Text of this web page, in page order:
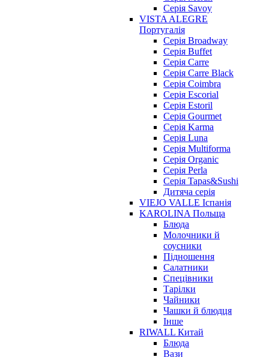
Серія Savoy
VISTA ALEGRE
Португалія
Серія Broadway
Серія Buffet
Серія Carre
Серія Carre Black
Серія Coimbra
Серія Escorial
Серія Estoril
Серія Gourmet
Серія Karma
Серія Luna
Серія Multiforma
Серія Organic
Серія Perla
Серія Tapas&Sushi
Дитяча серія
VIEJO VALLE Іспанія
KAROLINA Польща
Блюда
Молочники й
соусники
Підношення
Салатники
Спецівники
Тарілки
Чайники
Чашки й блюдця
Інше
RIWALL Китай
Блюда
Вази